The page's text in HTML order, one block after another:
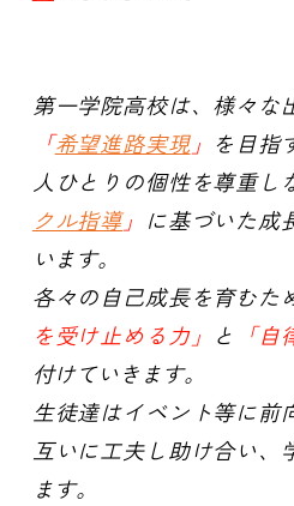
第一学院高校は、様々な
「希望進路実現」 を目指
人ひとりの個性を尊重し
クル指導」 に基づいた成
います。
各々の自己成長を育むた
を受け止める力」 と 「
付けていきます。
生徒達はイベント等に前
互いに工夫し助け合い、
ます。